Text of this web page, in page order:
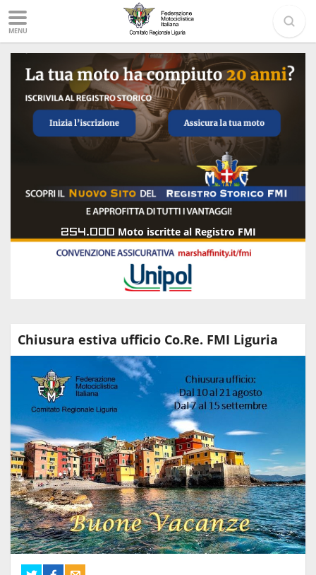
MENU
254.000 Moto iscritte al Registro FMI
Chiusura estiva ufficio Co.Re. FMI Liguria